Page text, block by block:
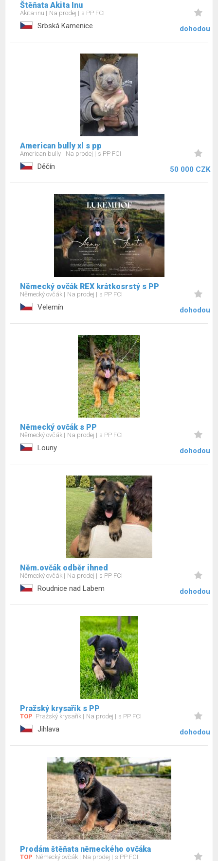
Štěňata Akita Inu
Akita-inu Na prodej s PP FCI
Srbská Kamenice dohodou
American bully xl s pp
American bully Na prodej s PP FCI
Děčín 50 000 CZK
Německý ovčák REX krátkosrstý s PP
Německý ovčák Na prodej s PP FCI
Velemín dohodou
Německý ovčák s PP
Německý ovčák Na prodej s PP FCI
Louny dohodou
Něm.ovčák odběr ihned
Německý ovčák Na prodej s PP FCI
Roudnice nad Labem dohodou
Pražský krysařík s PP
TOP Pražský krysařík Na prodej s PP FCI
Jihlava dohodou
Prodám štěňata německého ovčáka
TOP Německý ovčák Na prodej s PP FCI